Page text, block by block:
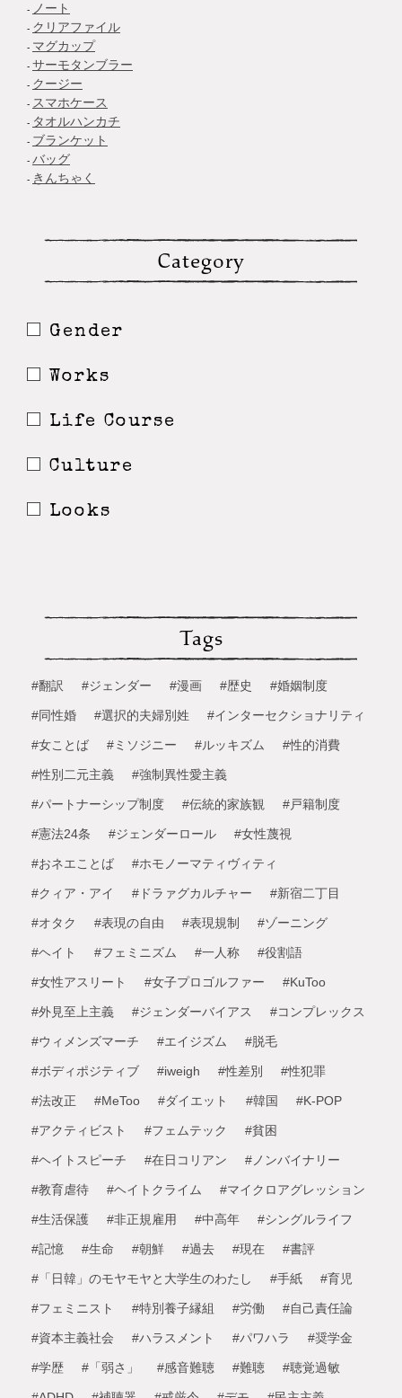
ノート
クリアファイル
マグカップ
サーモタンブラー
クージー
スマホケース
タオルハンカチ
ブランケット
バッグ
きんちゃく
Category
Gender
Works
Life Course
Culture
Looks
Tags
#翻訳 #ジェンダー #漫画 #歴史 #婚姻制度
#同性婚 #選択的夫婦別姓 #インターセクショナリティ
#女ことば #ミソジニー #ルッキズム #性的消費
#性別二元主義 #強制異性愛主義
#パートナーシップ制度 #伝統的家族観 #戸籍制度
#憲法24条 #ジェンダーロール #女性蔑視
#おネエことば #ホモノーマティヴィティ
#クィア・アイ #ドラァグカルチャー #新宿二丁目
#オタク #表現の自由 #表現規制 #ゾーニング
#ヘイト #フェミニズム #一人称 #役割語
#女性アスリート #女子プロゴルファー #KuToo
#外見至上主義 #ジェンダーバイアス #コンプレックス
#ウィメンズマーチ #エイジズム #脱毛
#ボディポジティブ #iweigh #性差別 #性犯罪
#法改正 #MeToo #ダイエット #韓国 #K-POP
#アクティビスト #フェムテック #貧困
#ヘイトスピーチ #在日コリアン #ノンバイナリー
#教育虐待 #ヘイトクライム #マイクロアグレッション
#生活保護 #非正規雇用 #中高年 #シングルライフ
#記憶 #生命 #朝鮮 #過去 #現在 #書評
#「日韓」のモヤモヤと大学生のわたし #手紙 #育児
#フェミニスト #特別養子縁組 #労働 #自己責任論
#資本主義社会 #ハラスメント #パワハラ #奨学金
#学歴 #「弱さ」 #感音難聴 #難聴 #聴覚過敏